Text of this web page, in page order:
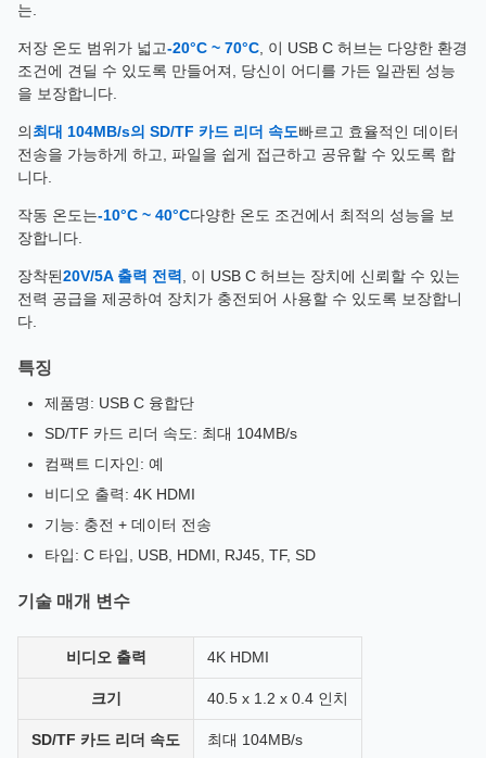
는.
저장 온도 범위가 넓고-20°C ~ 70°C , 이 USB C 허브는 다양한 환경
조건에 견딜 수 있도록 만들어져, 당신이 어디를 가든 일관된 성능
을 보장합니다.
의최대 104MB/s의 SD/TF 카드 리더 속도빠르고 효율적인 데이터
전송을 가능하게 하고, 파일을 쉽게 접근하고 공유할 수 있도록 합
니다.
작동 온도는-10°C ~ 40°C다양한 온도 조건에서 최적의 성능을 보
장합니다.
장착된20V/5A 출력 전력
, 이 USB C 허브는 장치에 신뢰할 수 있는
전력 공급을 제공하여 장치가 충전되어 사용할 수 있도록 보장합니
다.
특징
제품명: USB C 융합단
SD/TF 카드 리더 속도: 최대 104MB/s
컴팩트 디자인: 예
비디오 출력: 4K HDMI
기능: 충전 + 데이터 전송
타입: C 타입, USB, HDMI, RJ45, TF, SD
기술 매개 변수
비디오 출력 4K HDMI
크기 40.5 x 1.2 x 0.4 인치
SD/TF 카드 리더 속도 최대 104MB/s